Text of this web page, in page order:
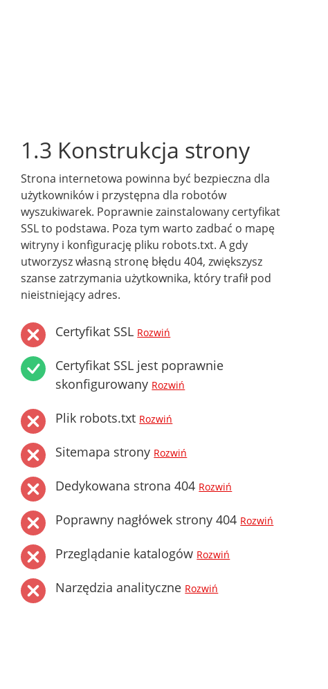
1.3 Konstrukcja strony
Strona internetowa powinna być bezpieczna dla
użytkowników i przystępna dla robotów
wyszukiwarek. Poprawnie zainstalowany certyfikat
SSL to podstawa. Poza tym warto zadbać o mapę
witryny i konfigurację pliku robots.txt. A gdy
utworzysz własną stronę błędu 404, zwiększysz
szanse zatrzymania użytkownika, który trafił pod
nieistniejący adres.
Certyfikat SSL Rozwiń
Certyfikat SSL jest poprawnie
skonfigurowany Rozwiń
Plik robots.txt Rozwiń
Sitemapa strony Rozwiń
Dedykowana strona 404 Rozwiń
Poprawny nagłówek strony 404 Rozwiń
Przeglądanie katalogów Rozwiń
Narzędzia analityczne Rozwiń